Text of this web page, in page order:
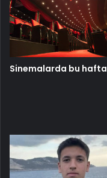
Sinemalarda bu hafta